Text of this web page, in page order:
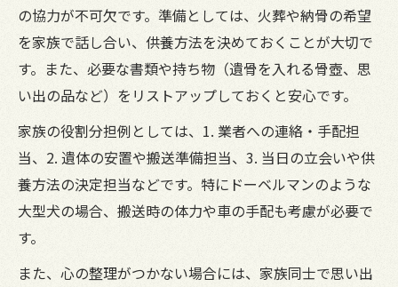
の協力が不可欠です。準備としては、火葬や納骨の希望
を家族で話し合い、供養方法を決めておくことが大切で
す。また、必要な書類や持ち物（遺骨を入れる骨壺、思
い出の品など）をリストアップしておくと安心です。
家族の役割分担例としては、1. 業者への連絡・手配担
当、2. 遺体の安置や搬送準備担当、3. 当日の立会いや供
養方法の決定担当などです。特にドーベルマンのような
大型犬の場合、搬送時の体力や車の手配も考慮が必要で
す。
また、心の整理がつかない場合には、家族同士で思い出